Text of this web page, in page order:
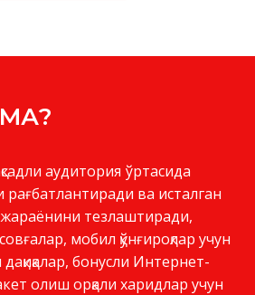
аудитория ўртасида
ва исталган
тезлаштиради,
мобил қўнғироқлар учун
бонусли Интернет-
олиш орқали харидлар учун